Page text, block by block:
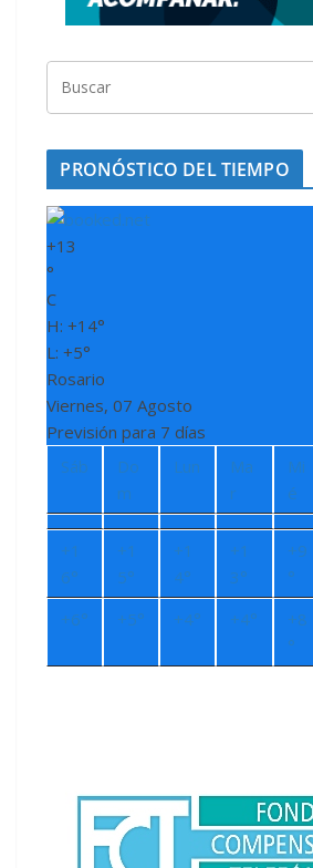
PRONÓSTICO DEL TIEMPO
+13
°
C
H:+14°
L:+5°
Rosario
Viernes, 07 Agosto
Previsión para 7 días
Sáb
Do
m
Lun
Ma
r
Mi
é
+1
6°
+1
5°
+1
4°
+1
3°
+9
°
+6° +5° +4° +4° +8
°